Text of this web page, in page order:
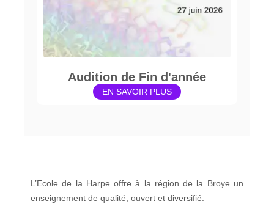
Audition de Fin d'année
EN SAVOIR PLUS
L’Ecole de la Harpe offre à la région de la Broye un
enseignement de qualité, ouvert et diversifié.